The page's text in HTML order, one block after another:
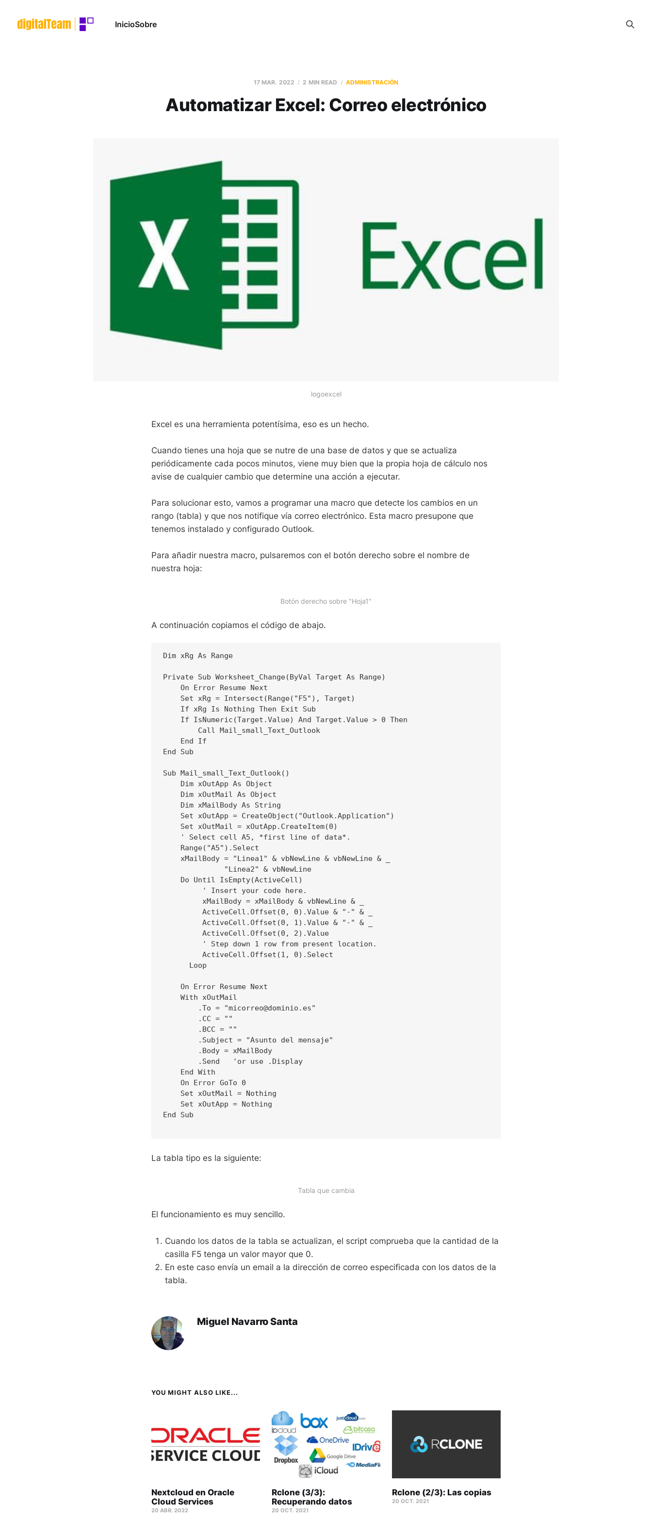
InicioSobre
17 MAR. 2022 2 MIN READ ADMINISTRACIÓN
Automatizar Excel: Correo electrónico
logoexcel
Excel es una herramienta potentísima, eso es un hecho.
Cuando tienes una hoja que se nutre de una base de datos y que se actualiza
periódicamente cada pocos minutos, viene muy bien que la propia hoja de cálculo nos
avise de cualquier cambio que determine una acción a ejecutar.
Para solucionar esto, vamos a programar una macro que detecte los cambios en un
rango (tabla) y que nos notifique vía correo electrónico. Esta macro presupone que
tenemos instalado y configurado Outlook.
Para añadir nuestra macro, pulsaremos con el botón derecho sobre el nombre de
nuestra hoja:
Botón derecho sobre "Hoja1"
A continuación copiamos el código de abajo.
Dim xRg As Range
Private Sub Worksheet_Change(ByVal Target As Range)
    On Error Resume Next
    Set xRg = Intersect(Range("F5"), Target)
    If xRg Is Nothing Then Exit Sub
    If IsNumeric(Target.Value) And Target.Value > 0 Then
        Call Mail_small_Text_Outlook
    End If
End Sub
Sub Mail_small_Text_Outlook()
    Dim xOutApp As Object
    Dim xOutMail As Object
    Dim xMailBody As String
    Set xOutApp = CreateObject("Outlook.Application")
    Set xOutMail = xOutApp.CreateItem(0)
    ' Select cell A5, *first line of data*.
    Range("A5").Select
    xMailBody = "Linea1" & vbNewLine & vbNewLine & _
              "Linea2" & vbNewLine
    Do Until IsEmpty(ActiveCell)
         ' Insert your code here.
         xMailBody = xMailBody & vbNewLine & _
         ActiveCell.Offset(0, 0).Value & "-" & _
         ActiveCell.Offset(0, 1).Value & "-" & _
         ActiveCell.Offset(0, 2).Value
         ' Step down 1 row from present location.
         ActiveCell.Offset(1, 0).Select
      Loop
    On Error Resume Next
    With xOutMail
        .To = "
micorreo@dominio.es"
        .CC = ""
        .BCC = ""
        .Subject = "Asunto del mensaje"
        .Body = xMailBody
        .Send   'or use .Display
    End With
    On Error GoTo 0
    Set xOutMail = Nothing
    Set xOutApp = Nothing
End Sub
La tabla tipo es la siguiente:
Tabla que cambia
El funcionamiento es muy sencillo.
Cuando los datos de la tabla se actualizan, el script comprueba que la cantidad de la
casilla F5 tenga un valor mayor que 0.
En este caso envía un email a la dirección de correo especificada con los datos de la
tabla.
Miguel Navarro Santa
YOU MIGHT ALSO LIKE...
Nextcloud en Oracle
Cloud Services
20 ABR. 2022
Rclone (3/3):
Recuperando datos
20 OCT. 2021
Rclone (2/3): Las copias
20 OCT. 2021